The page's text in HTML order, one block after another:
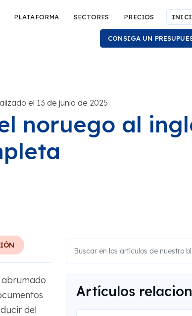
PLATAFORMA SECTORES PRECIOS
CONSIGA UN
el 13 de junio de 2025
noruego al
abrumado
del
Artículos